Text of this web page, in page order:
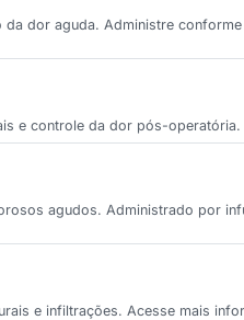
dor aguda. Administre
e controle da dor pós-operatória.
agudos. Administrado por
e infiltrações. Acesse mais